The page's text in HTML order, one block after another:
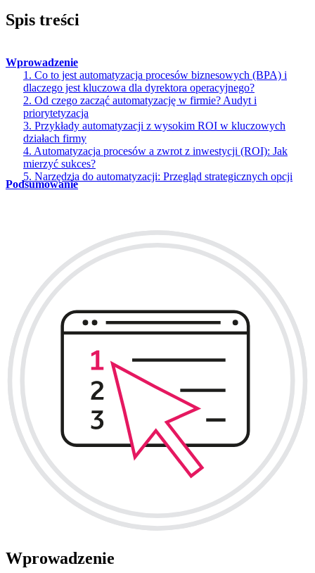
Spis treści
Wprowadzenie
1. Co to jest automatyzacja procesów biznesowych (BPA) i
dlaczego jest kluczowa dla dyrektora operacyjnego?
2. Od czego zacząć automatyzację w firmie? Audyt i
priorytetyzacja
3. Przykłady automatyzacji z wysokim ROI w kluczowych
działach firmy
4. Automatyzacja procesów a zwrot z inwestycji (ROI): Jak
mierzyć sukces?
5. Narzędzia do automatyzacji: Przegląd strategicznych opcji
Podsumowanie
Wprowadzenie